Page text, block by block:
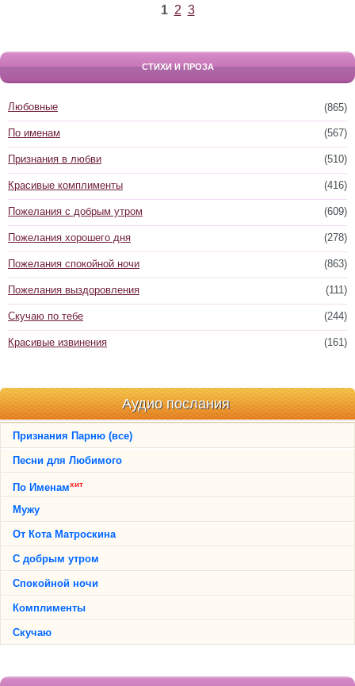
1 2 3
СТИХИ И ПРОЗА
(865)
Любовные
(567)
По именам
(510)
Признания в любви
(416)
Красивые комплименты
(609)
Пожелания с добрым утром
(278)
Пожелания хорошего дня
(863)
Пожелания спокойной ночи
(111)
Пожелания выздоровления
(244)
Скучаю по тебе
(161)
Красивые извинения
Аудио послания
Признания Парню (все)
Песни для Любимого
По Именамхит
Мужу
От Кота Матроскина
С добрым утром
Спокойной ночи
Комплименты
Скучаю